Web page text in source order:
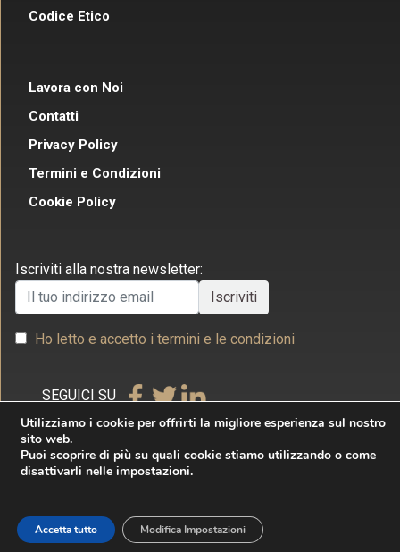
Codice Etico
Lavora con Noi
Contatti
Privacy Policy
Termini e Condizioni
Cookie Policy
Iscriviti alla nostra newsletter:
Ho letto e accetto i termini e le condizioni
SEGUICI SU
& Associati. Tutti i diritti riservati. Realizzato da
Internet & Idee Srl
Utilizziamo i cookie per offrirti la migliore esperienza sul nostro
sito web.
Puoi scoprire di più su quali cookie stiamo utilizzando o come
disattivarli nelle impostazioni.
Accetta tutto Modifica Impostazioni